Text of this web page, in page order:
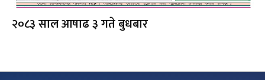
२०८३ साल आषाढ ३ गते बुधबार